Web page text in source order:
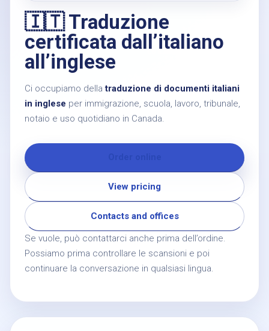
🇮🇹 Traduzione
certificata dall’italiano
all’inglese
Ci occupiamo dellatraduzione di documenti italiani
in inglese per immigrazione, scuola, lavoro, tribunale,
notaio e uso quotidiano in Canada.
View pricing
Contacts and offices
Se vuole, può contattarci anche prima dell’ordine.
Possiamo prima controllare le scansioni e poi
continuare la conversazione in qualsiasi lingua.